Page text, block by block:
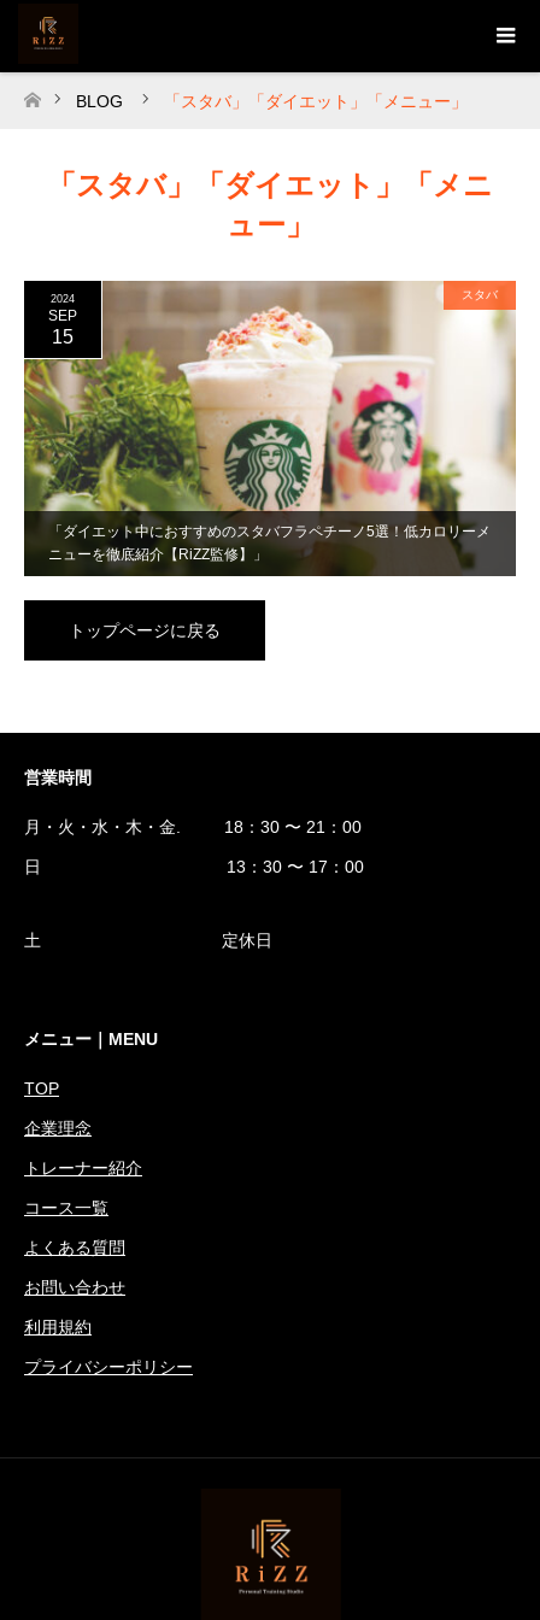
ホーム
BLOG 「スタバ」「ダイエット」「メニュー」
「スタバ」「ダイエット」「メニ
ュー」
「ダイエット中におすすめのスタバフラペチーノ5選！低カロリーメ
ニューを徹底紹介【RiZZ監修】」
2024
SEP
15
スタバ
トップページに戻る
営業時間
月・火・水・木・金. 18：30 〜 21：00
日 13：30 〜 17：00
土 定休日
メニュー｜MENU
TOP
企業理念
トレーナー紹介
コース一覧
よくある質問
お問い合わせ
利用規約
プライバシーポリシー